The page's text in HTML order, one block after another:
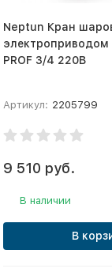
Neptun Кран
электроприводом
PROF 3/4 220В
Артикул: 2205799
9 510 руб.
В наличии
В